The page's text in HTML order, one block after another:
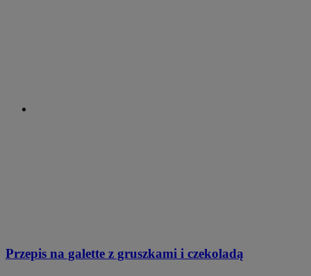
Przepis na galette z gruszkami i czekoladą